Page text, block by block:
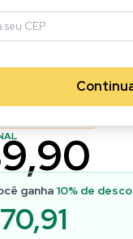
de Corte Fino
Cricut Maker e
ganha 10% de